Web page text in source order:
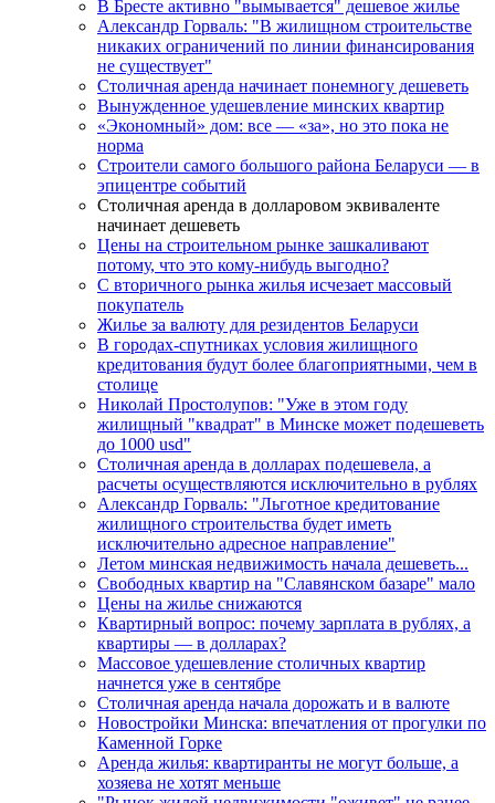
В Бресте активно "вымывается" дешевое жилье
Александр Горваль: "В жилищном строительстве
никаких ограничений по линии финансирования
не существует"
Столичная аренда начинает понемногу дешеветь
Вынужденное удешевление минских квартир
«Экономный» дом: все — «за», но это пока не
норма
Строители самого большого района Беларуси — в
эпицентре событий
Столичная аренда в долларовом эквиваленте
начинает дешеветь
Цены на строительном рынке зашкаливают
потому, что это кому-нибудь выгодно?
С вторичного рынка жилья исчезает массовый
покупатель
Жилье за валюту для резидентов Беларуси
В городах-спутниках условия жилищного
кредитования будут более благоприятными, чем в
столице
Николай Простолупов: "Уже в этом году
жилищный "квадрат" в Минске может подешеветь
до 1000 usd"
Столичная аренда в долларах подешевела, а
расчеты осуществляются исключительно в рублях
Александр Горваль: "Льготное кредитование
жилищного строительства будет иметь
исключительно адресное направление"
Летом минская недвижимость начала дешеветь...
Свободных квартир на "Славянском базаре" мало
Цены на жилье снижаются
Квартирный вопрос: почему зарплата в рублях, а
квартиры — в долларах?
Массовое удешевление столичных квартир
начнется уже в сентябре
Столичная аренда начала дорожать и в валюте
Новостройки Минска: впечатления от прогулки по
Каменной Горке
Аренда жилья: квартиранты не могут больше, а
хозяева не хотят меньше